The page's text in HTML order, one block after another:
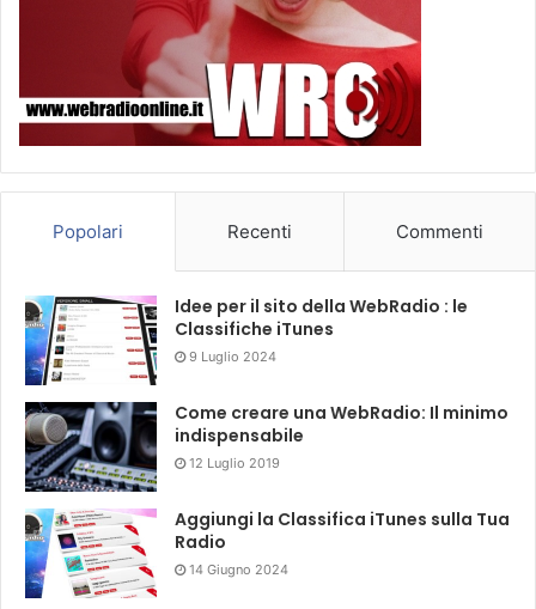
Popolari Recenti Commenti
Idee per il sito della WebRadio : le
Classifiche iTunes
9 Luglio 2024
Come creare una WebRadio: Il minimo
indispensabile
12 Luglio 2019
Aggiungi la Classifica iTunes sulla Tua
Radio
14 Giugno 2024